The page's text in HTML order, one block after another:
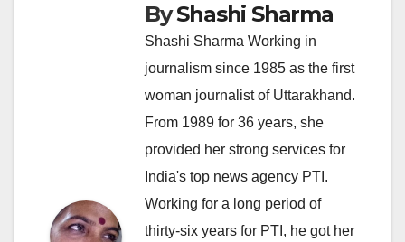
ByShashi Sharma
Shashi Sharma Working in
journalism since 1985 as the first
woman journalist of Uttarakhand.
From 1989 for 36 years, she
provided her strong services for
India's top news agency PTI.
Working for a long period of
thirty-six years for PTI, he got her